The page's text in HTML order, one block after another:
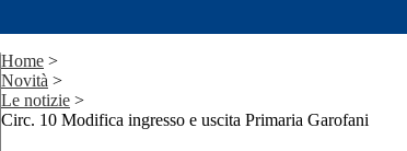
Home >
Novità >
Le notizie >
Circ. 10 Modifica ingresso e uscita Primaria Garofani